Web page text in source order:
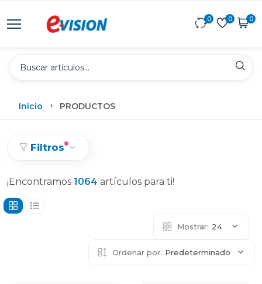
0 0 0
Inicio PRODUCTOS
Filtros
¡Encontramos 1064 artículos para ti!
Mostrar: 24
Ordenar por: Predeterminado